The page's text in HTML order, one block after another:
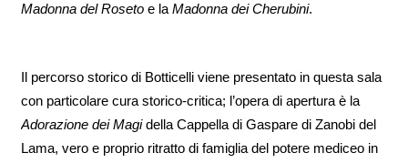
Madonna del Rosetoe la Madonna dei Cherubini.
Il percorso storico di Botticelli viene presentato in questa sala
con particolare cura storico-critica; l’opera di apertura è la
Adorazione dei Magidella Cappella di Gaspare di Zanobi del
Lama, vero e proprio ritratto di famiglia del potere mediceo in